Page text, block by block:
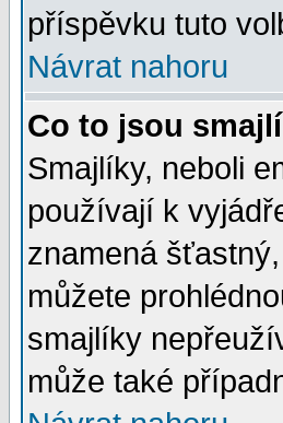
příspěvku tuto
Návrat nahoru
Co to jsou
Smajlíky, neboli
používají k
znamená
můžete
smajlíky
může také